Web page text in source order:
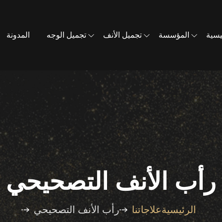
المؤسسة تجميل الأنف تجميل الوجه المدونة
رأب الأنف التصحيحي
الرئيسيةعلاجاتنا رأب الأنف التصحيحي